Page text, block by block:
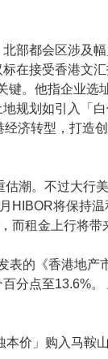
部都会区涉及
在接受香港文
键。他指企业选
规划如引入「
济转型，打造
潮。不过大行
HIBOR将保持
而租金上行将带
表的《香港地产
分点至13.6%。
本价」购入马鞍